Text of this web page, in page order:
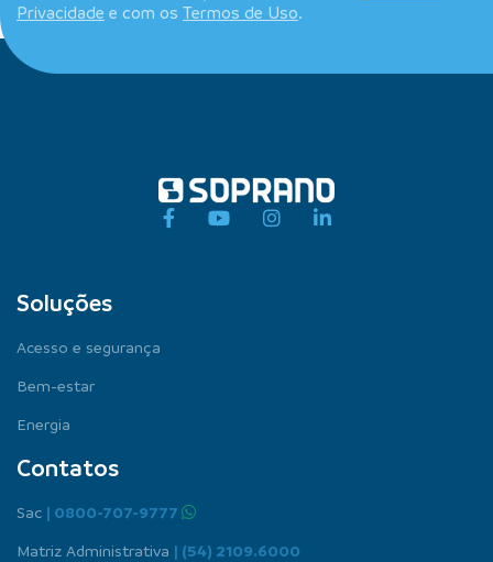
Privacidade e com os Termos de Uso.
Soluções
Acesso e segurança
Bem-estar
Energia
Contatos
Sac | 0800-707-9777
Matriz Administrativa | (54) 2109.6000